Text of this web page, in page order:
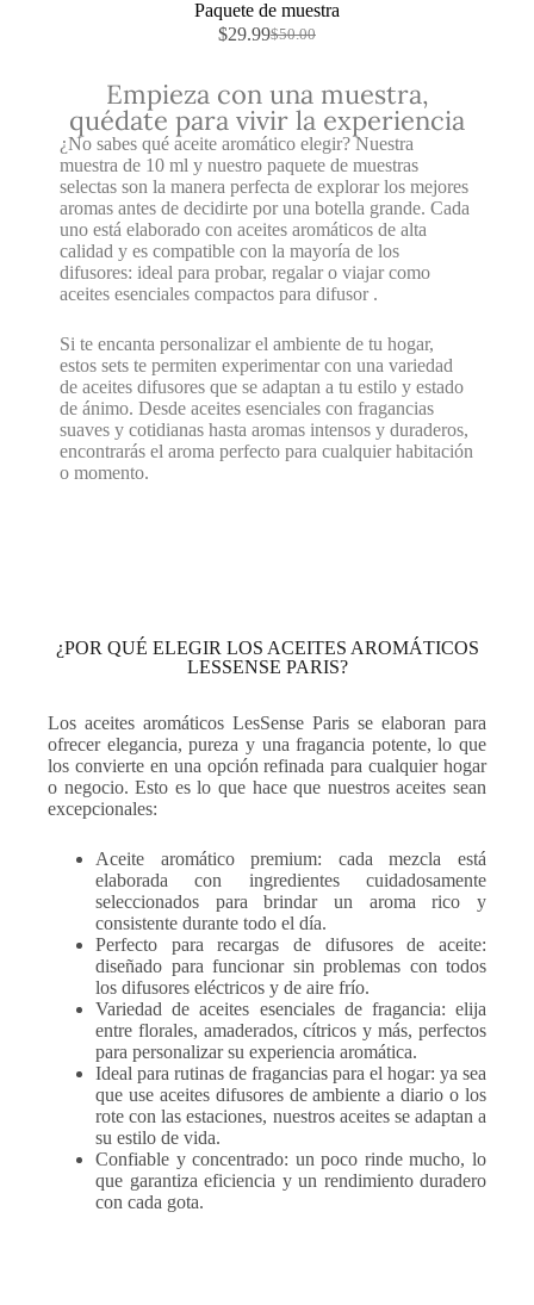
Paquete de muestra
$50.00
$29.99
Empieza con una muestra,
quédate para vivir la experiencia
¿No sabes qué aceite aromático elegir? Nuestra
muestra de 10 ml y nuestro paquete de muestras
selectas son la manera perfecta de explorar los mejores
aromas antes de decidirte por una botella grande. Cada
uno está elaborado con aceites aromáticos de alta
calidad y es compatible con la mayoría de los
difusores: ideal para probar, regalar o viajar como
aceites esenciales compactos para difusor .
Si te encanta personalizar el ambiente de tu hogar,
estos sets te permiten experimentar con una variedad
de aceites difusores que se adaptan a tu estilo y estado
de ánimo. Desde aceites esenciales con fragancias
suaves y cotidianas hasta aromas intensos y duraderos,
encontrarás el aroma perfecto para cualquier habitación
o momento.
¿POR QUÉ ELEGIR LOS ACEITES AROMÁTICOS
LESSENSE PARIS?
Los aceites aromáticos LesSense Paris se elaboran para
ofrecer elegancia, pureza y una fragancia potente, lo que
los convierte en una opción refinada para cualquier hogar
o negocio. Esto es lo que hace que nuestros aceites sean
excepcionales:
Aceite aromático premium: cada mezcla está
elaborada con ingredientes cuidadosamente
seleccionados para brindar un aroma rico y
consistente durante todo el día.
Perfecto para recargas de difusores de aceite:
diseñado para funcionar sin problemas con todos
los difusores eléctricos y de aire frío.
Variedad de aceites esenciales de fragancia: elija
entre florales, amaderados, cítricos y más, perfectos
para personalizar su experiencia aromática.
Ideal para rutinas de fragancias para el hogar: ya sea
que use aceites difusores de ambiente a diario o los
rote con las estaciones, nuestros aceites se adaptan a
su estilo de vida.
Confiable y concentrado: un poco rinde mucho, lo
que garantiza eficiencia y un rendimiento duradero
con cada gota.